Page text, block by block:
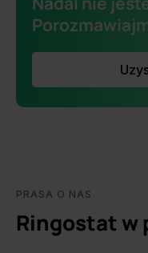
PRASA O NAS
Ringostat w